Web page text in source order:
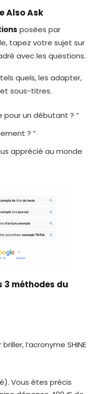
Also Ask
posées par
tapez votre sujet sur
avec les questions.
quels, les adapter,
sous-titres.
pour un débutant ? “
? “
apprécié au monde
3 méthodes du
l’acronyme SHINE
Vous êtes précis